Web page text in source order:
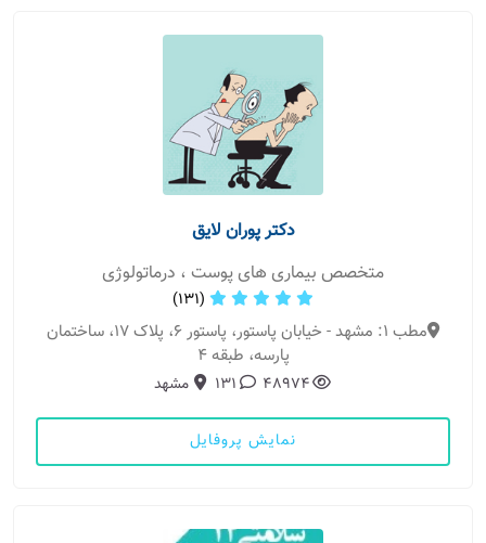
دکتر پوران لایق
متخصص بیماری های پوست ، درماتولوژی
(131)
مطب 1: مشهد - خیابان پاستور، پاستور ۶، پلاک ۱۷، ساختمان
پارسه، طبقه ۴
48974
131 مشهد
نمایش پروفایل